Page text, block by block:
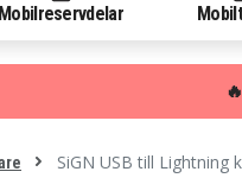
Mobilreservdelar
SiGN USB till Lightning